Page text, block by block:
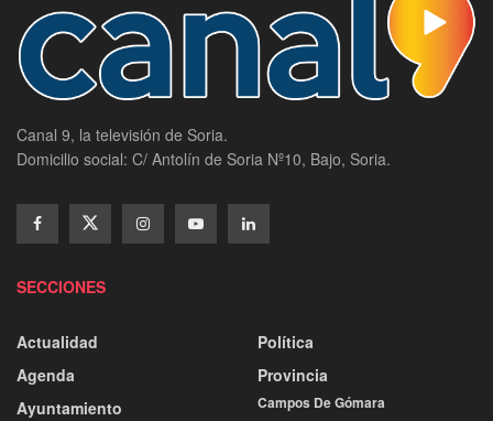
Canal 9, la televisión de Soria.
Domicilio social: C/ Antolín de Soria Nº10, Bajo, Soria.
SECCIONES
Actualidad
Agenda
Ayuntamiento
Política
Provincia
Campos De Gómara